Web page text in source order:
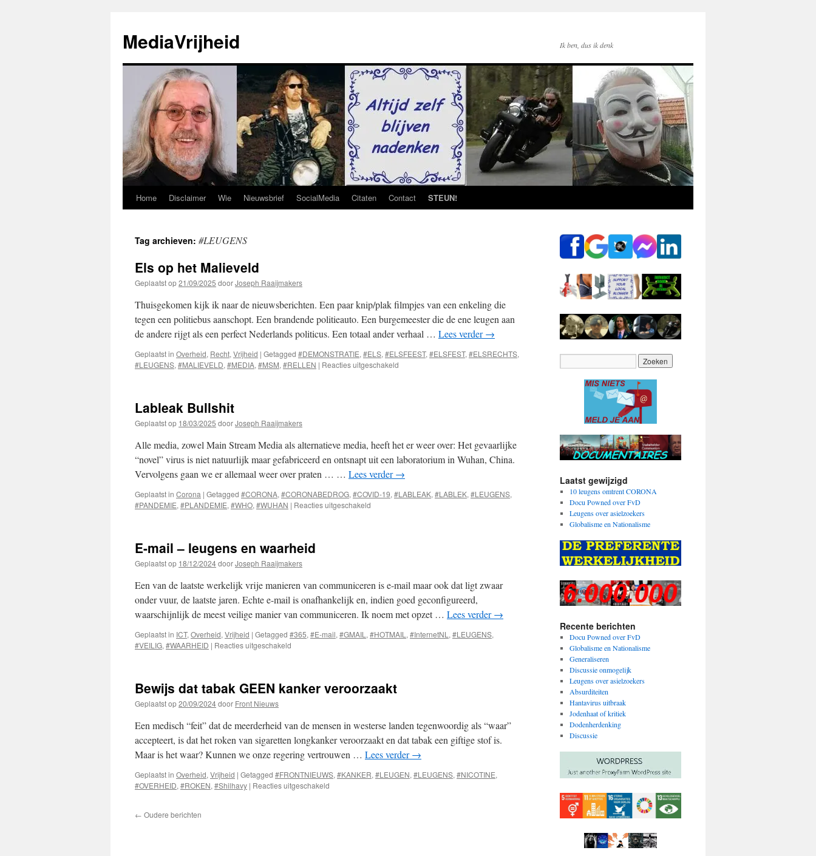
de
inhoud
MediaVrijheid Ik ben, dus ik denk
Home Disclaimer Wie Nieuwsbrief SocialMedia Citaten Contact STEUN!
Tag archieven: #LEUGENS
Els op het Malieveld
Geplaatst op21/09/2025 doorJoseph Raaijmakers
Thuisgekomen kijk ik naar de nieuwsberichten. Een paar knip/plak filmpjes van een enkeling die
tegen een politiebus aanschopt. Een brandende politieauto. Een burgemeester die de ene leugen aan
de andere rijgt als een perfect Nederlands politicus. Een totaal ander verhaal … Lees verder→
Geplaatst in Overheid, Recht, Vrijheid | Getagged #DEMONSTRATIE, #ELS, #ELSFEEST, #ELSFEST, #ELSRECHTS,
#LEUGENS, #MALIEVELD, #MEDIA, #MSM, #RELLEN | Reacties uitgeschakeld
Lableak Bullshit
Geplaatst op 18/03/2025 doorJoseph Raaijmakers
Alle media, zowel Main Stream Media als alternatieve media, heeft het er weer over: Het gevaarlijke
“novel” virus is niet natuurlijk maar gefabriceerd en ontsnapt uit een laboratorium in Wuhan, China.
Vervolgens gaan we er allemaal weer over praten … … Lees verder→
Geplaatst in Corona | Getagged #CORONA, #CORONABEDROG, #COVID-19, #LABLEAK, #LABLEK, #LEUGENS,
#PANDEMIE, #PLANDEMIE, #WHO, #WUHAN | Reacties uitgeschakeld
E-mail – leugens en waarheid
Geplaatst op 18/12/2024doorJoseph Raaijmakers
Een van de laatste werkelijk vrije manieren van communiceren is e-mail maar ook dat ligt zwaar
onder vuur, de laatste jaren. Echte e-mail is onafhankelijk en, indien goed geconfigureerd,
waarschijnlijk de meest veilige manier van communiceren. Ik noem met opzet … Lees verder→
Geplaatst in ICT, Overheid, Vrijheid | Getagged #365, #E-mail, #GMAIL , #HOTMAIL , #InternetNL , #LEUGENS,
#VEILIG, #WAARHEID | Reacties uitgeschakeld
leugens
Bewijs dat tabak GEEN kanker veroorzaakt
Geplaatst op20/09/2024door Front Nieuws
Een medisch “feit” dat de meerderheid van de mensen in westerse landen tegenwoordig als “waar”
accepteert, is dat het roken van sigaretten longkanker veroorzaakt en dat tabak een giftige stof is.
Maar is het waar? Kunnen we onze regering vertrouwen … Lees verder→
Geplaatst in Overheid, Vrijheid | Getagged #FRONTNIEUWS, #KANKER, #LEUGEN, #LEUGENS, #NICOTINE,
#OVERHEID, #ROKEN, #Shilhavy | Reacties uitgeschakeld
← Oudere berichten
Laatst gewijzigd
10 leugens omtrent CORONA
Docu Powned over FvD
Leugens over asielzoekers
Globalisme en Nationalisme
Recente berichten
Docu Powned over FvD
Globalisme en Nationalisme
Generaliseren
Discussie onmogelijk
Leugens over asielzoekers
Absurditeiten
Hantavirus uitbraak
Jodenhaat of kritiek
Dodenherdenking
Discussie